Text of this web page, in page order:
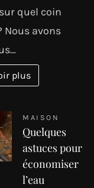
quel coin
Nous avons
plus
MAISON
Quelques
astuces pour
économiser
l’eau